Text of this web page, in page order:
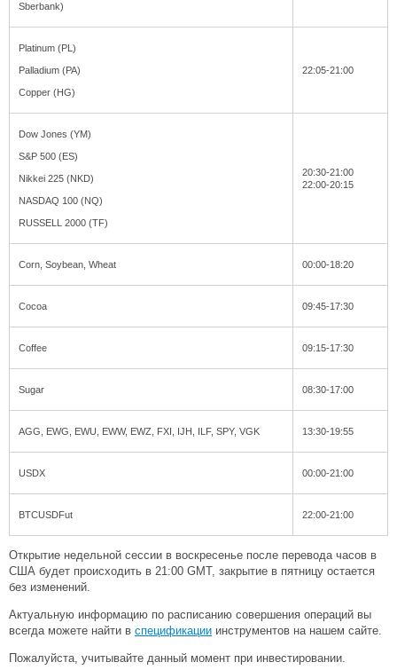
Sberbank)
Platinum (PL)
Palladium (PA)
Copper (HG)
22:05-21:00
Dow Jones (YM)
S&P 500 (ES)
Nikkei 225 (NKD)
NASDAQ 100 (NQ)
RUSSELL 2000 (TF)
20:30-21:00
22:00-20:15
Corn, Soybean, Wheat 00:00-18:20
Cocoa 09:45-17:30
Coffee 09:15-17:30
Sugar 08:30-17:00
AGG, EWG, EWU, EWW, EWZ, FXI, IJH, ILF, SPY, VGK 13:30-19:55
USDX 00:00-21:00
BTCUSDFut 22:00-21:00
Открытие недельной сессии в воскресенье после перевода часов в
США будет происходить в 21:00 GMT, закрытие в пятницу остается
без изменений.
Актуальную информацию по расписанию совершения операций вы
всегда можете найти в спецификации инструментов на нашем сайте.
Пожалуйста, учитывайте данный момент при инвестировании.